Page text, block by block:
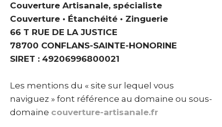
Couverture Artisanale, spécialiste
Couverture • Étanchéité • Zinguerie
66 T RUE DE LA JUSTICE
78700 CONFLANS-SAINTE-HONORINE
SIRET : 49206996800021
Les mentions du « site sur lequel vous
naviguez » font référence au domaine ou sous-
domaine couverture-artisanale.fr